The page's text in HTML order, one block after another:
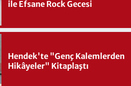
ile Efsane Rock Gecesi
Hendek'te "Genç Kalemlerden
Hikâyeler" Kitaplaştı